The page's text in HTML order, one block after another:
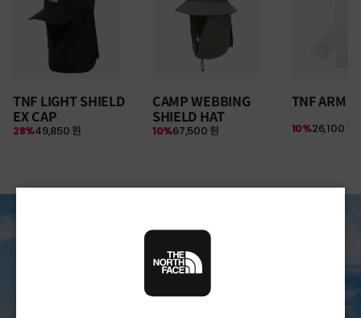
TNF LIGHT SHIELD
EX CAP
49,850 원
28%
CAMP WEBBING
SHIELD HAT
67,500 원
10%
TNF ARM
26,100 원
10%
여름 탈출 원정대
30만원 이상 구매 시
뉴질랜드 & 제주도 여행권 증정 찬스